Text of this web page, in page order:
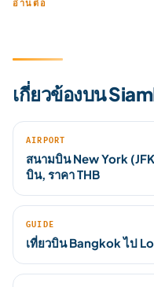
อ่านต่อ
เกี่ยวข้องบน
AIRPORT
สนามบิน New York
บิน, ราคา THB
GUIDE
เที่ยวบิน Bangkok ไป